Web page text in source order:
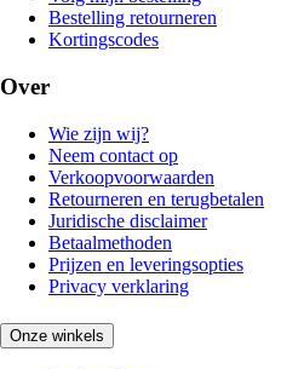
Bestelling retourneren
Kortingscodes
Over
Wie zijn wij?
Neem contact op
Verkoopvoorwaarden
Retourneren en terugbetalen
Juridische disclaimer
Betaalmethoden
Prijzen en leveringsopties
Privacy verklaring
Onze winkels